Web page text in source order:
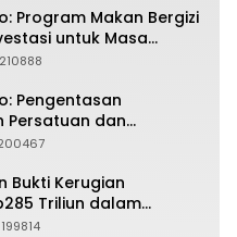
Program Makan Bergizi
untuk Masa
210888
Pengentasan
Persatuan dan
Bertanggung Jawab
Bukti Kerugian
Triliun dalam
PT Pertamina
199814